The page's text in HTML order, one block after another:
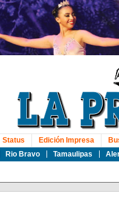
Rio Bravo Tamaulipas
Status Edición Impresa